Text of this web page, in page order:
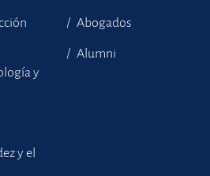
y
y el
Abogados
Alumni